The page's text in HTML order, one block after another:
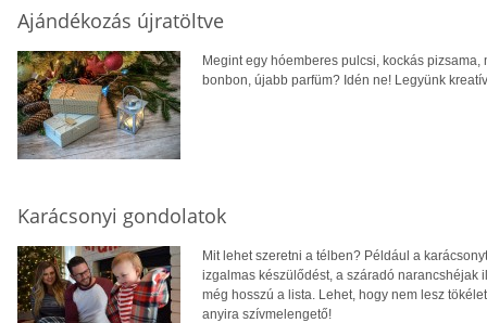
Ajándékozás újratöltve
Megint egy hóemberes pulcsi, kockás
bonbon, újabb parfüm? Idén ne! Legyünk
Karácsonyi gondolatok
Mit lehet szeretni a télben? Például a
izgalmas készülődést, a száradó narancshéjak
még hosszú a lista. Lehet, hogy nem lesz
anyira szívmelengető!